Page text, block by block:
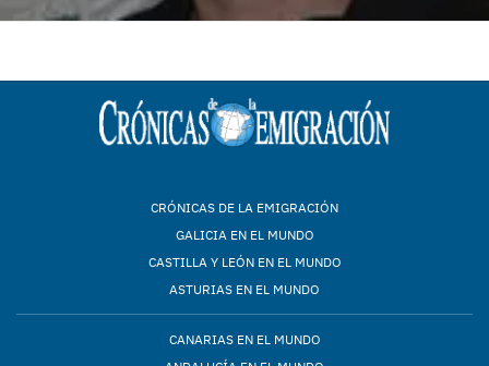
CRÓNICAS DE LA EMIGRACIÓN
GALICIA EN EL MUNDO
CASTILLA Y LEÓN EN EL MUNDO
ASTURIAS EN EL MUNDO
CANARIAS EN EL MUNDO